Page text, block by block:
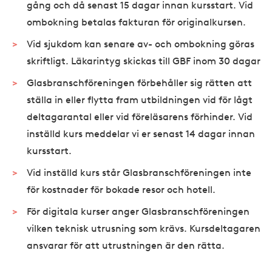
gång och då senast 15 dagar innan kursstart. Vid
ombokning betalas fakturan för originalkursen.
Vid sjukdom kan senare av- och ombokning göras
skriftligt. Läkarintyg skickas till GBF inom 30 dagar
Glasbranschföreningen förbehåller sig rätten att
ställa in eller flytta fram utbildningen vid för lågt
deltagarantal eller vid föreläsarens förhinder. Vid
inställd kurs meddelar vi er senast 14 dagar innan
kursstart.
Vid inställd kurs står Glasbranschföreningen inte
för kostnader för bokade resor och hotell.
För digitala kurser anger Glasbranschföreningen
vilken teknisk utrusning som krävs. Kursdeltagaren
ansvarar för att utrustningen är den rätta.